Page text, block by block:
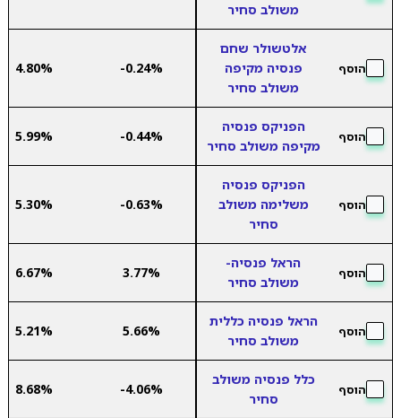
משולב סחיר
הוסף
אלטשולר שחם
פנסיה מקיפה
משולב סחיר
-0.24%
4.80%
הוסף
הפניקס פנסיה
מקיפה משולב סחיר
-0.44%
5.99%
הוסף
הפניקס פנסיה
משלימה משולב
סחיר
-0.63%
5.30%
הוסף
הראל פנסיה-
משולב סחיר
3.77%
6.67%
הוסף
הראל פנסיה כללית
משולב סחיר
5.66%
5.21%
הוסף
כלל פנסיה משולב
סחיר
-4.06%
8.68%